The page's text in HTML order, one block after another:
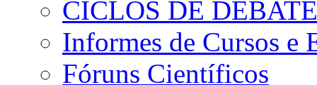
CICLOS DE
Informes de Cursos e
Fóruns Científicos